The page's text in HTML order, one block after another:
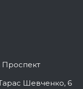
Проспект
Шевченко, 6​